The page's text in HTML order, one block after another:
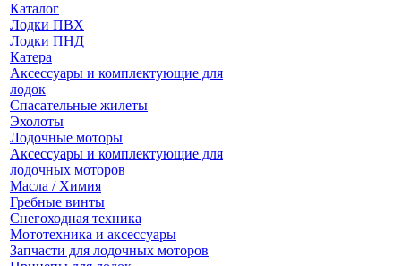
Каталог
Лодки ПВХ
Лодки ПНД
Катера
Аксессуары и комплектующие для
лодок
Спасательные жилеты
Эхолоты
Лодочные моторы
Аксессуары и комплектующие для
лодочных моторов
Масла / Химия
Гребные винты
Снегоходная техника
Мототехника и аксессуары
Запчасти для лодочных моторов